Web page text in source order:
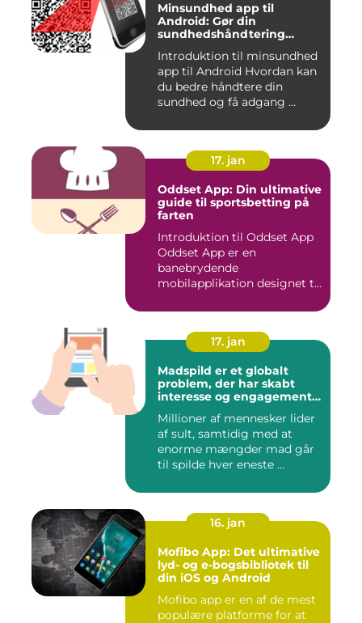
Minsundhed app til
Android: Gør din
sundhedshåndtering
Introduktion til minsundhed
app til Android Hvordan kan
du bedre håndtere din
sundhed og få adgang ...
17. jan
Oddset App: Din ultimative
guide til sportsbetting på
farten
Introduktion til Oddset App
Oddset App er en
banebrydende
mobilapplikation designet til
17. jan
Madspild er et globalt
problem, der har skabt
interesse og engagement
mennesker verden over
Millioner af mennesker lider
af sult, samtidig med at
enorme mængder mad går
til spilde hver eneste ...
16. jan
Mofibo App: Det ultimative
lyd- og e-bogsbibliotek til
din iOS og Android
Mofibo app er en af de mest
populære platforme for at